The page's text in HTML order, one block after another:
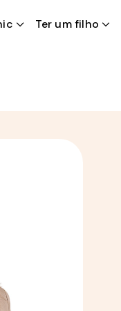
Ter um filho
PT